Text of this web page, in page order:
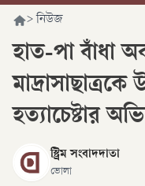
> নিউজ
হাত-পা বাঁধা
মাদ্রাসাছাত্রকে
হত্যাচেষ্টার
স্ট্রিম সংবাদদাতা
ভোলা